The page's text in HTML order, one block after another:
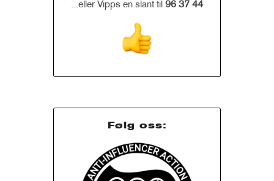
...eller Vipps en slant til 96 37 44
Følg oss: